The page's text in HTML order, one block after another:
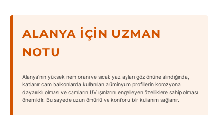
ALANYA İÇIN UZMAN
NOTU
Alanya’nın yüksek nem oranı ve sıcak yaz ayları göz önüne alındığında,
katlanır cam balkonlarda kullanılan alüminyum profillerin korozyona
dayanıklı olması ve camların UV ışınlarını engelleyen özelliklere sahip olması
önemlidir. Bu sayede uzun ömürlü ve konforlu bir kullanım sağlanır.
Tüm
Adana
Adıyaman